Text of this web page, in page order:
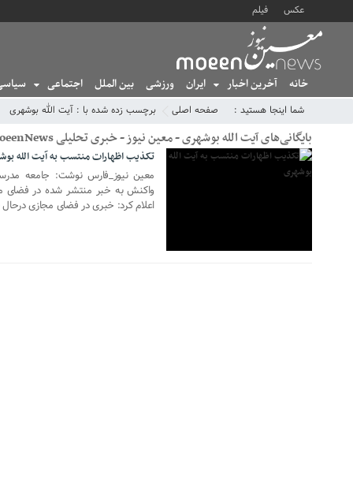
عکس فیلم
خانه آخرین اخبار ایران ورزشی بین الملل اجتماعی
شما اینجا هستید : صفحه اصلی برچسب زده شده با : آیت الله بوشهری
بایگانی‌های آیت الله بوشهری - معین نیوز - خبری تحلیلی MoeenNews
09 آگوست 2021
تکذیب اظهارات منتسب به آیت الله
معین نیوز_فارس نوشت: جامعه
واکنش به خبر منتشر شده در فضای
اعلام کرد: خبری در فضای مجازی